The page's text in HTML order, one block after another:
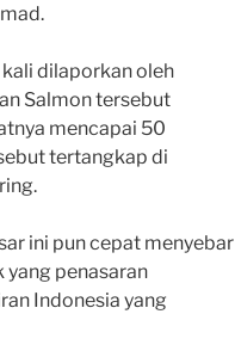
dilaporkan oleh
Salmon tersebut
mencapai 50
tertangkap di
ini pun cepat menyebar
yang penasaran
Indonesia yang